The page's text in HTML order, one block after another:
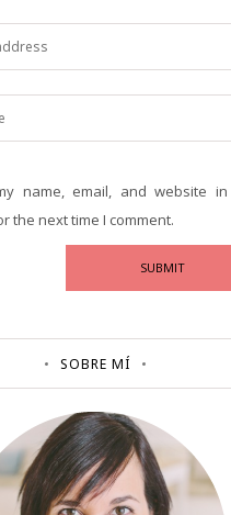
name, email, and website
the next time I comment.
SOBRE MÍ